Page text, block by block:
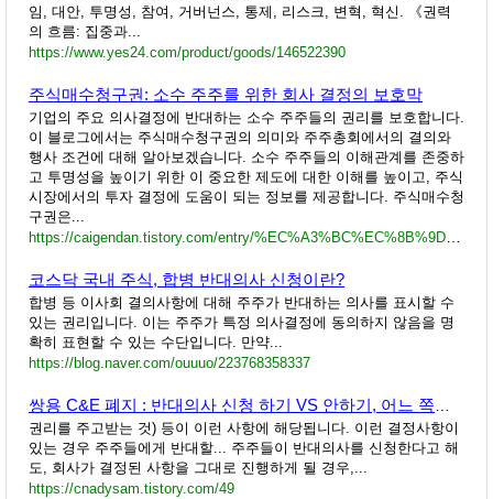
임, 대안, 투명성, 참여, 거버넌스, 통제, 리스크, 변혁, 혁신. 《권력
의 흐름: 집중과...
https://www.yes24.com/product/goods/146522390
주식매수청구권: 소수 주주를 위한 회사 결정의 보호막
기업의 주요 의사결정에 반대하는 소수 주주들의 권리를 보호합니다.
이 블로그에서는 주식매수청구권의 의미와 주주총회에서의 결의와
행사 조건에 대해 알아보겠습니다. 소수 주주들의 이해관계를 존중하
고 투명성을 높이기 위한 이 중요한 제도에 대한 이해를 높이고, 주식
시장에서의 투자 결정에 도움이 되는 정보를 제공합니다. 주식매수청
구권은...
코스닥 국내 주식, 합병 반대의사 신청이란?
합병 등 이사회 결의사항에 대해 주주가 반대하는 의사를 표시할 수
있는 권리입니다. 이는 주주가 특정 의사결정에 동의하지 않음을 명
확히 표현할 수 있는 수단입니다. 만약...
https://blog.naver.com/ouuuo/223768358337
권리를 주고받는 것) 등이 이런 사항에 해당됩니다. 이런 결정사항이
있는 경우 주주들에게 반대할... 주주들이 반대의사를 신청한다고 해
도, 회사가 결정된 사항을 그대로 진행하게 될 경우,...
https://cnadysam.tistory.com/49